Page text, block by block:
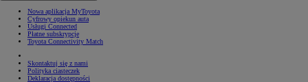
Nowa aplikacja MyToyota
Cyfrowy opiekun auta
Usługi Connected
Płatne subskrypcje
Toyota Connectivity Match
Skontaktuj się z nami
Polityka ciasteczek
Deklaracja dostępności